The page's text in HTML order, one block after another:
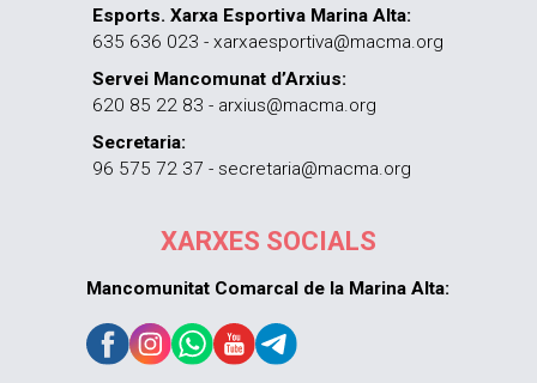
Esports. Xarxa Esportiva Marina Alta:
635 636 023 - xarxaesportiva@macma.org
Servei Mancomunat d’Arxius:
620 85 22 83 - arxius@macma.org
Secretaria:
96 575 72 37 - secretaria@macma.org
XARXES SOCIALS
Mancomunitat Comarcal de la Marina Alta: